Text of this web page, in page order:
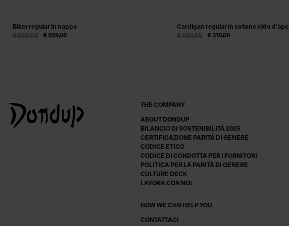
Biker regular in nappa
€ 559,00
€ 860,00
Cardigan regular in cotone nido d'ape
€ 319,00
€ 490,00
THE COMPANY
ABOUT DONDUP
BILANCIO DI SOSTENIBILITÀ 2025
CERTIFICAZIONE PARITÀ DI GENERE
CODICE ETICO
CODICE DI CONDOTTA PER I FORNITORI
POLITICA PER LA PARITÀ DI GENERE
CULTURE DECK
LAVORA CON NOI
HOW WE CAN HELP YOU
CONTATTACI